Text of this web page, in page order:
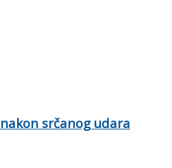
srčanog udara